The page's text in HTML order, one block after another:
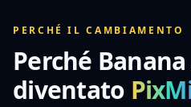
PERCHÉ IL CAMBIAMENTO
Perché
diventato